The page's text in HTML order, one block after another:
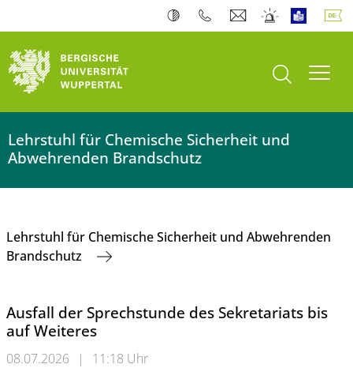
Suche öffnen
Lehrstuhl für Chemische Sicherheit und
Abwehrenden Brandschutz
Lehrstuhl für Chemische Sicherheit und Abwehrenden
Brandschutz
Ausfall der Sprechstunde des Sekretariats bis
auf Weiteres
08.07.2026 |
11:18 Uhr